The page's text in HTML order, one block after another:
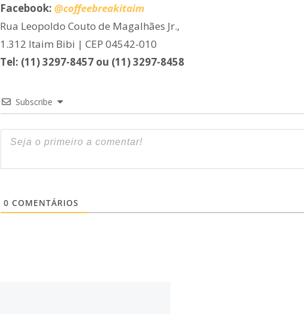
Facebook: @coffeebreakitaim
Rua Leopoldo Couto de Magalhães Jr.,
1.312 Itaim Bibi | CEP 04542-010
Tel: (11) 3297-8457 ou (11) 3297-8458
Subscribe
0 COMENTÁRIOS